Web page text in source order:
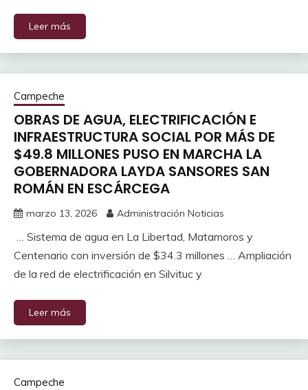
Leer más
Campeche
OBRAS DE AGUA, ELECTRIFICACIÓN E
INFRAESTRUCTURA SOCIAL POR MÁS DE
$49.8 MILLONES PUSO EN MARCHA LA
GOBERNADORA LAYDA SANSORES SAN
ROMÁN EN ESCÁRCEGA
marzo 13, 2026 Administración Noticias
… Sistema de agua en La Libertad, Matamoros y
Centenario con inversión de $34.3 millones … Ampliación
de la red de electrificación en Silvituc y
Leer más
Campeche